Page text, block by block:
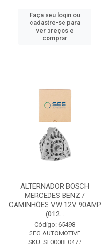
Faça seu login ou
cadastre-se para
ver preços e
comprar
ALTERNADOR BOSCH
MERCEDES BENZ /
CAMINHÕES VW 12V 90AMP
(012...
Código: 65498
SEG AUTOMOTIVE
SKU: SF000BL0477